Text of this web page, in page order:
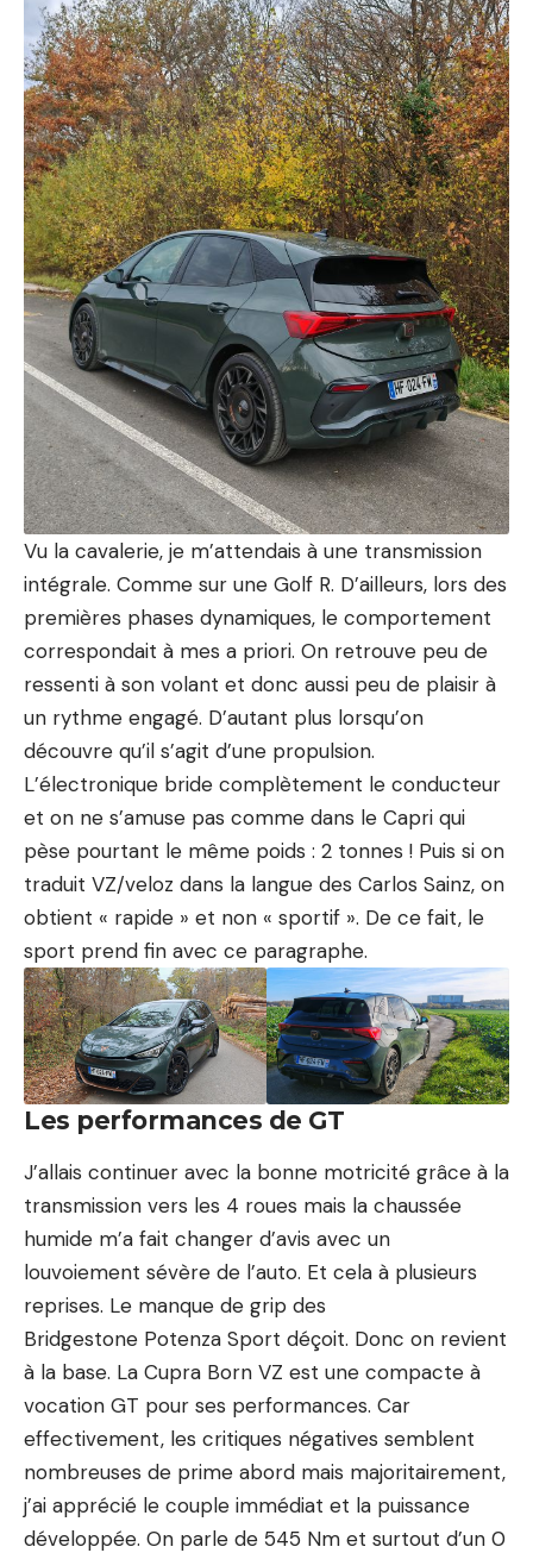
Vu la cavalerie, je m’attendais à une transmission
intégrale. Comme sur une Golf R. D’ailleurs, lors des
premières phases dynamiques, le comportement
correspondait à mes a priori. On retrouve peu de
ressenti à son volant et donc aussi peu de plaisir à
un rythme engagé. D’autant plus lorsqu’on
découvre qu’il s’agit d’une propulsion.
L’électronique bride complètement le conducteur
et on ne s’amuse pas comme dans le Capri qui
pèse pourtant le même poids : 2 tonnes ! Puis si on
traduit VZ/veloz dans la langue des Carlos Sainz, on
obtient « rapide » et non « sportif ». De ce fait, le
sport prend fin avec ce paragraphe.
Les performances de GT
J’allais continuer avec la bonne motricité grâce à la
transmission vers les 4 roues mais la chaussée
humide m’a fait changer d’avis avec un
louvoiement sévère de l’auto. Et cela à plusieurs
reprises. Le manque de grip des
Bridgestone Potenza Sport déçoit. Donc on revient
à la base. La Cupra Born VZ est une compacte à
vocation GT pour ses performances. Car
effectivement, les critiques négatives semblent
nombreuses de prime abord mais majoritairement,
j’ai apprécié le couple immédiat et la puissance
développée. On parle de 545 Nm et surtout d’un 0